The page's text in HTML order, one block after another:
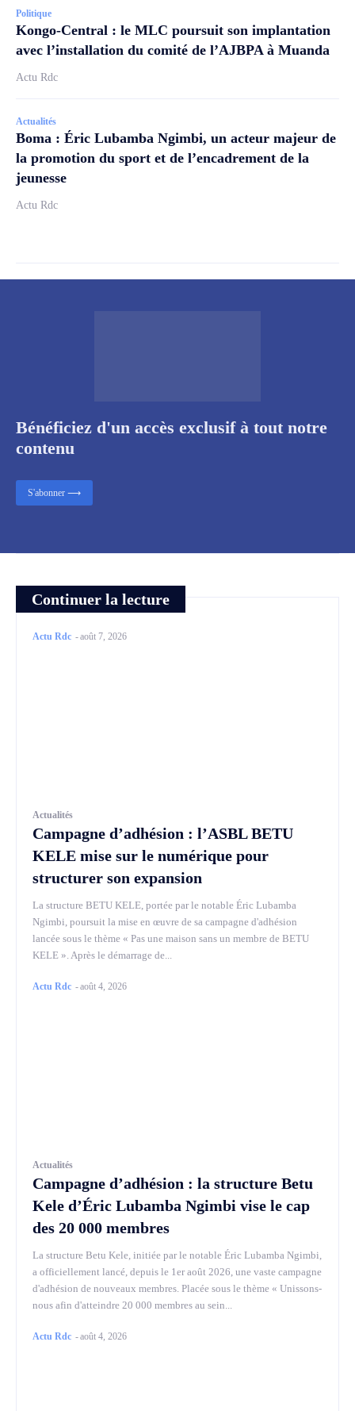
Politique
Kongo-Central : le MLC poursuit son implantation
avec l’installation du comité de l’AJBPA à Muanda
Actu Rdc
Actualités
Boma : Éric Lubamba Ngimbi, un acteur majeur de
la promotion du sport et de l’encadrement de la
jeunesse
Actu Rdc
Continuer la lecture
Actu Rdc -août 7, 2026
Actualités
Campagne d’adhésion : l’ASBL BETU
KELE mise sur le numérique pour
structurer son expansion
La structure BETU KELE, portée par le notable Éric Lubamba
Ngimbi, poursuit la mise en œuvre de sa campagne d'adhésion
lancée sous le thème « Pas une maison sans un membre de BETU
KELE ». Après le démarrage de...
Actu Rdc -août 4, 2026
Actualités
Campagne d’adhésion : la structure Betu
Kele d’Éric Lubamba Ngimbi vise le cap
des 20 000 membres
La structure Betu Kele, initiée par le notable Éric Lubamba Ngimbi,
a officiellement lancé, depuis le 1er août 2026, une vaste campagne
d'adhésion de nouveaux membres. Placée sous le thème « Unissons-
nous afin d'atteindre 20 000 membres au sein...
Actu Rdc -août 4, 2026
Bénéficiez d'un accès exclusif à tout notre
contenu
S'abonner ⟶